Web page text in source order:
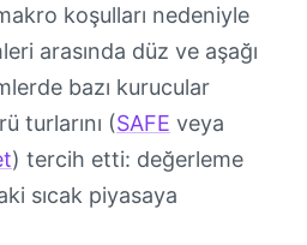
koşulları nedeniyle
arasında düz ve aşağı
bazı kurucular
turlarını (SAFE veya
) tercih etti: değerleme
sıcak piyasaya